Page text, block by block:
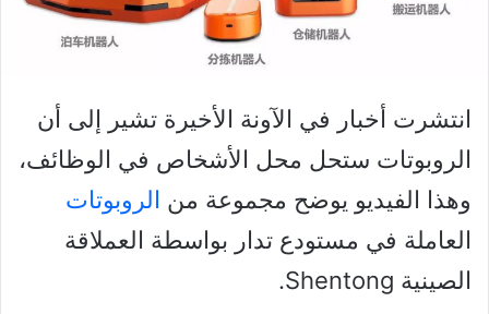
انتشرت أخبار في الآونة الأخيرة تشير إلى أن
الروبوتات ستحل محل الأشخاص في الوظائف،
وهذا الفيديو يوضح مجموعة من الروبوتات
العاملة في مستودع تدار بواسطة العملاقة
الصينية Shentong.